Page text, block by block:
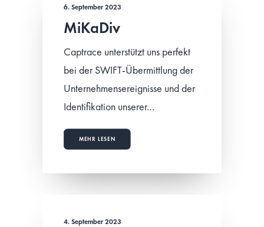
6. September 2023
MiKaDiv
Captrace unterstützt uns perfekt
bei der SWIFT-Übermittlung der
Unternehmensereignisse und der
Identifikation unserer…
MEHR LESEN
4. September 2023